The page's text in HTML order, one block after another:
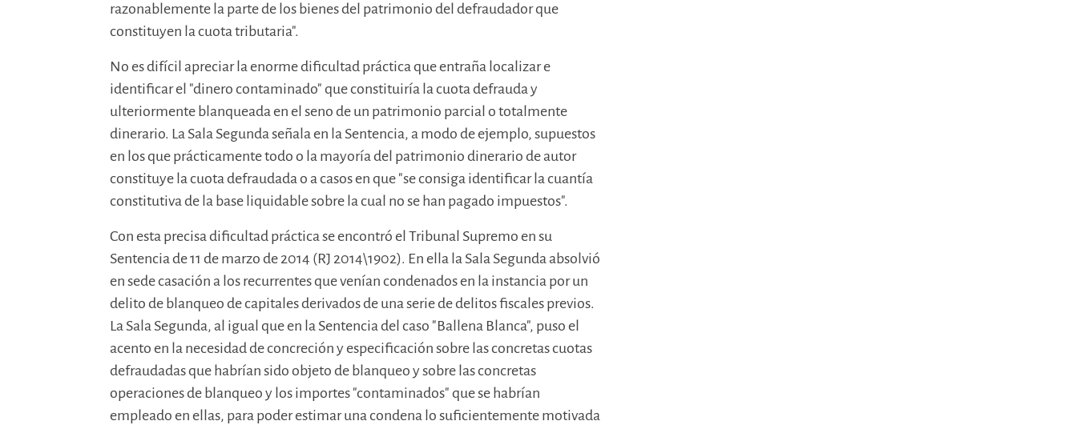
razonablemente la parte de los bienes del patrimonio del defraudador que
constituyen la cuota tributaria".
No es difícil apreciar la enorme dificultad práctica que entraña localizar e
identificar el "dinero contaminado" que constituiría la cuota defrauda y
ulteriormente blanqueada en el seno de un patrimonio parcial o totalmente
dinerario. La Sala Segunda señala en la Sentencia, a modo de ejemplo, supuestos
en los que prácticamente todo o la mayoría del patrimonio dinerario de autor
constituye la cuota defraudada o a casos en que "se consiga identificar la cuantía
constitutiva de la base liquidable sobre la cual no se han pagado impuestos".
Con esta precisa dificultad práctica se encontró el Tribunal Supremo en su
Sentencia de 11 de marzo de 2014 (RJ 2014\1902). En ella la Sala Segunda absolvió
en sede casación a los recurrentes que venían condenados en la instancia por un
delito de blanqueo de capitales derivados de una serie de delitos fiscales previos.
La Sala Segunda, al igual que en la Sentencia del caso "Ballena Blanca", puso el
acento en la necesidad de concreción y especificación sobre las concretas cuotas
defraudadas que habrían sido objeto de blanqueo y sobre las concretas
operaciones de blanqueo y los importes "contaminados" que se habrían
empleado en ellas, para poder estimar una condena lo suficientemente motivada